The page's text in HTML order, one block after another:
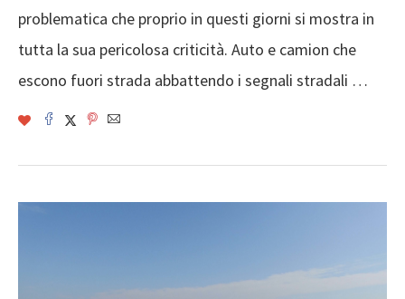
problematica che proprio in questi giorni si mostra in
tutta la sua pericolosa criticità. Auto e camion che
escono fuori strada abbattendo i segnali stradali …